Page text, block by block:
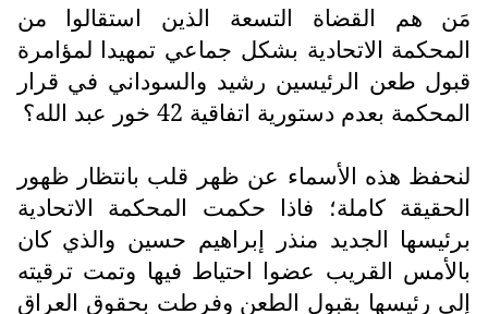
مَن هم القضاة التسعة الذين استقالوا من
المحكمة الاتحادية بشكل جماعي تمهيدا لمؤامرة
قبول طعن الرئيسين رشيد والسوداني في قرار
المحكمة بعدم دستورية اتفاقية 42 خور عبد الله؟
لنحفظ هذه الأسماء عن ظهر قلب بانتظار ظهور
الحقيقة كاملة؛ فاذا حكمت المحكمة الاتحادية
برئيسها الجديد منذر إبراهيم حسين والذي كان
بالأمس القريب عضوا احتياط فيها وتمت ترقيته
إلى رئيسها بقبول الطعن وفرطت بحقوق العراق